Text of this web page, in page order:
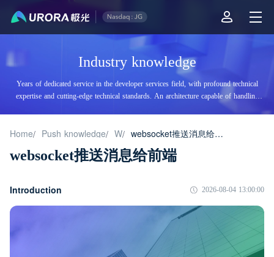
Industry knowledge
Years of dedicated service in the developer services field, with profound technical
expertise and cutting-edge technical standards. An architecture capable of handling
tens of billions of daily visits, supporting billions of high-concurrency accesses.
Home/ Push knowledge/ W/ websocket推送消息给前端
websocket推送消息给前端
Introduction 2026-08-04 13:00:00